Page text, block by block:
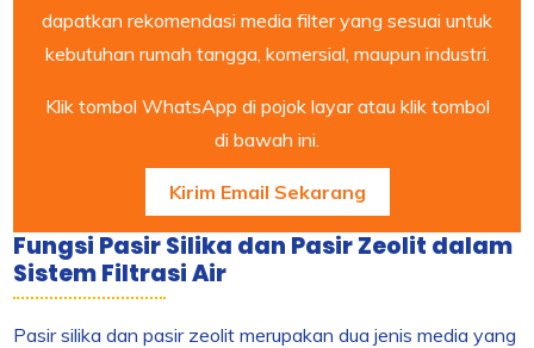
dapatkan rekomendasi media filter yang sesuai untuk
kebutuhan rumah tangga, komersial, maupun industri.
Klik tombol WhatsApp di pojok layar atau klik tombol
di bawah ini.
Kirim Email Sekarang
Fungsi Pasir Silika dan Pasir Zeolit dalam
Sistem Filtrasi Air
Pasir silika dan pasir zeolit merupakan dua jenis media yang